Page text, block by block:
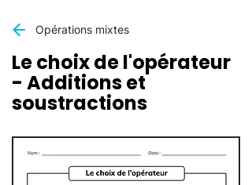
Opérations mixtes
Le choix de l'opérateur
- Additions et
soustractions